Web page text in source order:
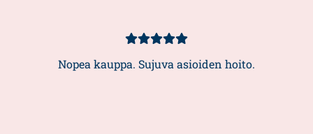
Asiakasarvio
5/5
Nopea kauppa. Sujuva asioiden hoito.